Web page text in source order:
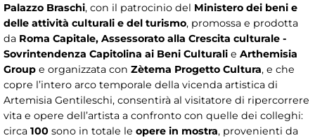
Palazzo Braschi, con il patrocinio del Ministero dei beni e
delle attività culturali e del turismo, promossa e prodotta
da Roma Capitale, Assessorato alla Crescita culturale -
Sovrintendenza Capitolina ai Beni Culturali e Arthemisia
Group e organizzata con Zètema Progetto Cultura, e che
copre l’intero arco temporale della vicenda artistica di
Artemisia Gentileschi, consentirà al visitatore di ripercorrere
vita e opere dell’artista a confronto con quelle dei colleghi:
circa 100 sono in totale le opere in mostra, provenienti da